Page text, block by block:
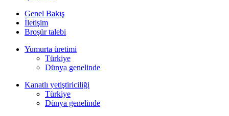
Genel Bakış
İletişim
Broşür talebi
Yumurta üretimi
Türkiye
Dünya genelinde
Kanatlı yetiştiriciliği
Türkiye
Dünya genelinde